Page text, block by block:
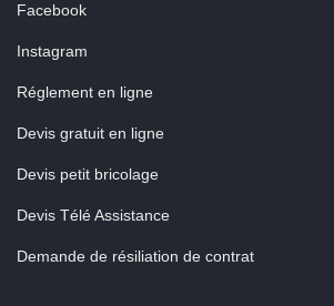
Facebook
Instagram
Réglement en ligne
Devis gratuit en ligne
Devis petit bricolage
Devis Télé Assistance
Demande de résiliation de contrat